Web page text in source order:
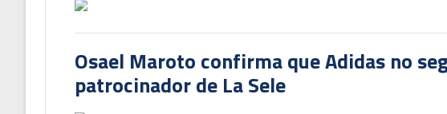
Osael Maroto confirma que Adidas no
patrocinador de La Sele